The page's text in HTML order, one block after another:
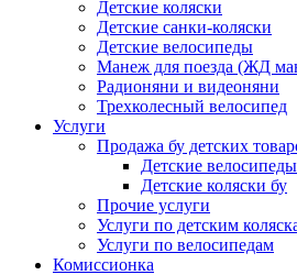
Детские коляски
Детские санки-коляски
Детские велосипеды
Манеж для поезда (ЖД
Радионяни и видеоняни
Трехколесный велосипед
Услуги
Продажа бу детских
Детские
Детские коляски бу
Прочие услуги
Услуги по детским
Услуги по велосипедам
Комиссионка